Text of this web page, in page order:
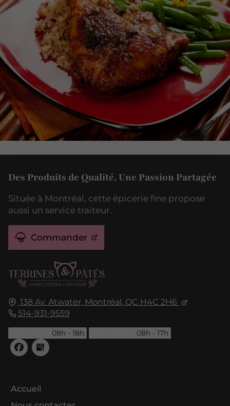
138 Av. Atwater, Montréal, QC H4C 2H6
514-931-9559
08h - 18h 08h - 17h
Accueil
Des Produits de Qualité, Une Passion Partagée
Située à Montréal, cette épicerie fine propose
aussi un service traiteur.
Commander